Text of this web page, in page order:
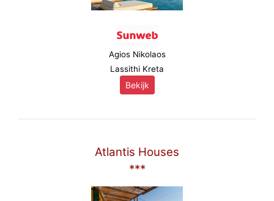
Agios Nikolaos
Lassithi Kreta
Bekijk
Atlantis Houses
***